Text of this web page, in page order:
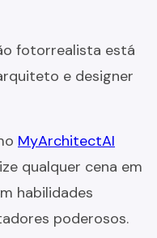
fotorrealista está
e designer
MyArchitectAI
qualquer cena em
habilidades
poderosos.